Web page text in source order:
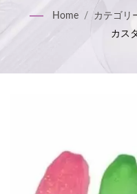
ォーミュラを開発し、革新
り出すビジネスを目指
Home / カテゴリ
カス